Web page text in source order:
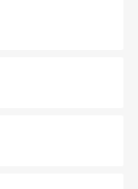
る外せないスポット